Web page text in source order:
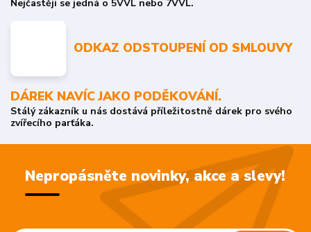
Nejčastěji se jedná o 5VVL nebo 7VVL.
ODKAZ ODSTOUPENÍ OD SMLOUVY
DÁREK NAVÍC JAKO PODĚKOVÁNÍ.
Stálý zákazník u nás dostává příležitostně dárek pro svého
zvířecího parťáka.
Nepropásněte novinky, akce a slevy!